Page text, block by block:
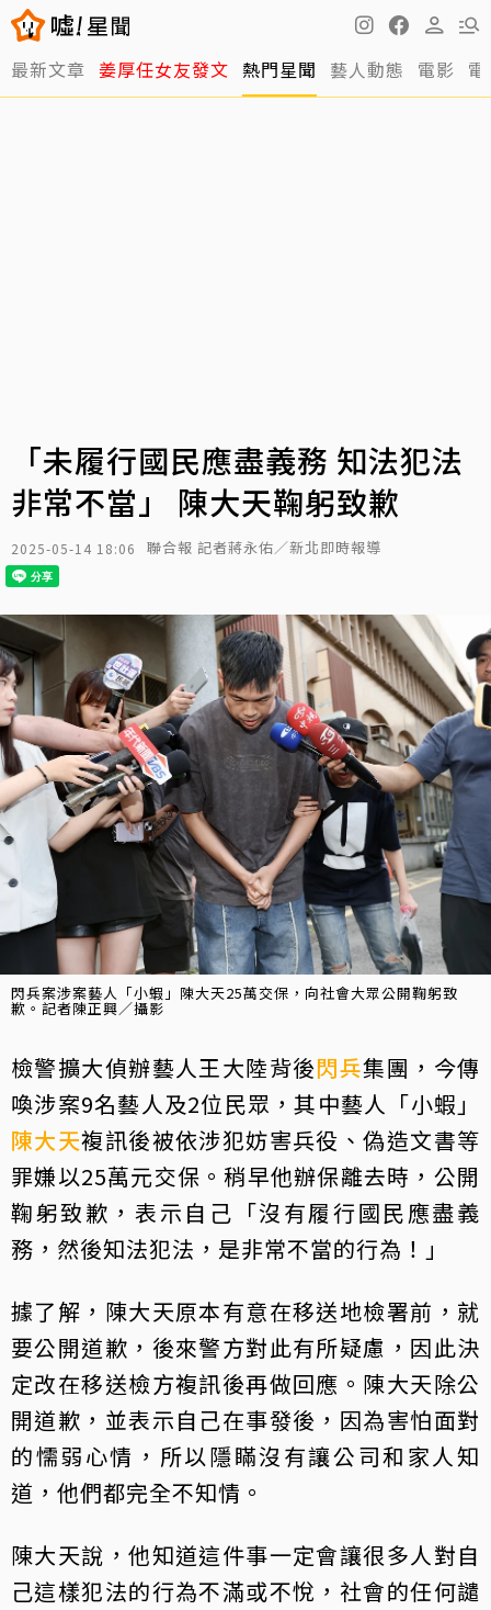
最新文章 姜厚任女友發文 熱門星聞 藝人動態 電影
「未履行國民應盡義務 知法犯法
非常不當」 陳大天鞠躬致歉
2025-05-14 18:06 聯合報 記者蔣永佑／新北即時報導
閃兵案涉案藝人「小蝦」陳大天25萬交保，向社會大眾公開鞠躬致
歉。記者陳正興／攝影
檢警擴大偵辦藝人王大陸背後閃兵集團，今傳
喚涉案9名藝人及2位民眾，其中藝人「小蝦」
陳大天複訊後被依涉犯妨害兵役、偽造文書等
罪嫌以25萬元交保。稍早他辦保離去時，公開
鞠躬致歉，表示自己「沒有履行國民應盡義
務，然後知法犯法，是非常不當的行為！」
據了解，陳大天原本有意在移送地檢署前，就
要公開道歉，後來警方對此有所疑慮，因此決
定改在移送檢方複訊後再做回應。陳大天除公
開道歉，並表示自己在事發後，因為害怕面對
的懦弱心情，所以隱瞞沒有讓公司和家人知
道，他們都完全不知情。
陳大天說，他知道這件事一定會讓很多人對自
己這樣犯法的行為不滿或不悅，社會的任何譴